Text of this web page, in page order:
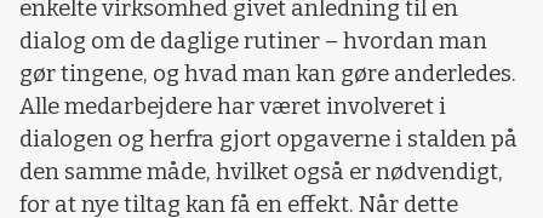
enkelte virksomhed givet anledning til en
dialog om de daglige rutiner – hvordan man
gør tingene, og hvad man kan gøre anderledes.
Alle medarbejdere har været involveret i
dialogen og herfra gjort opgaverne i stalden på
den samme måde, hvilket også er nødvendigt,
for at nye tiltag kan få en effekt. Når dette